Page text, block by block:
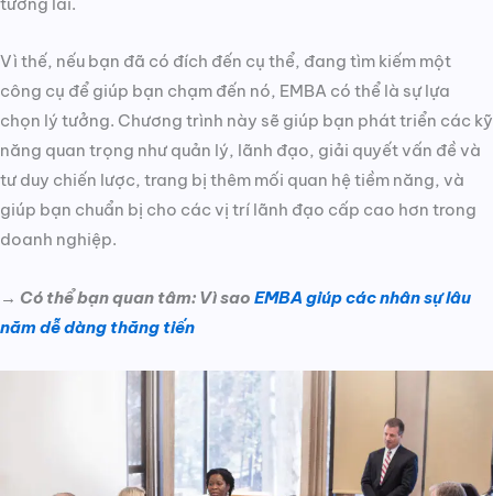
Vì thế, nếu bạn đã có đích đến cụ thể, đang tìm kiếm một
công cụ để giúp bạn chạm đến nó, EMBA có thể là sự lựa
chọn lý tưởng. Chương trình này sẽ giúp bạn phát triển các kỹ
năng quan trọng như quản lý, lãnh đạo, giải quyết vấn đề và
tư duy chiến lược, trang bị thêm mối quan hệ tiềm năng, và
giúp bạn chuẩn bị cho các vị trí lãnh đạo cấp cao hơn trong
doanh nghiệp.
→ Có thể bạn quan tâm: Vì sao EMBA giúp các nhân sự lâu
năm dễ dàng thăng tiến